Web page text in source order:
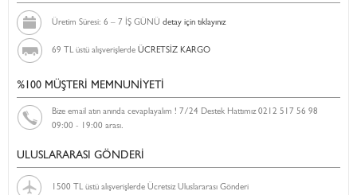
Üretim Süresi: 6 – 7 İŞ GÜNÜ detay için tıklayınız
69 TL üstü alışverişlerde ÜCRETSİZ KARGO
%100 MÜŞTERİ MEMNUNİYETİ
Bize email atın anında cevaplayalım ! 7/24 Destek Hattımız 0212 517 56 98
09:00 - 19:00 arası.
ULUSLARARASI GÖNDERİ
1500 TL üstü alışverişlerde Ücretsiz Uluslararası Gönderi